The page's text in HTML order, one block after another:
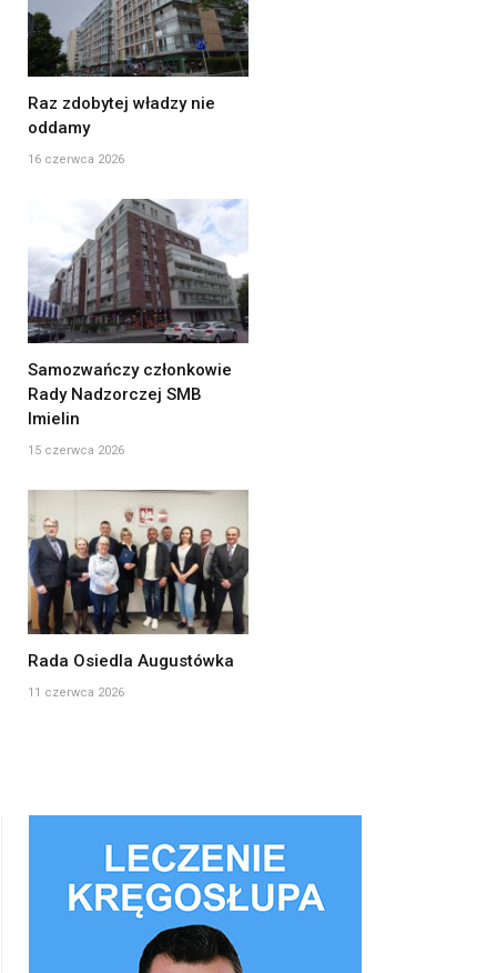
Raz zdobytej władzy nie
oddamy
16 czerwca 2026
Samozwańczy członkowie
Rady Nadzorczej SMB
Imielin
15 czerwca 2026
Rada Osiedla Augustówka
11 czerwca 2026